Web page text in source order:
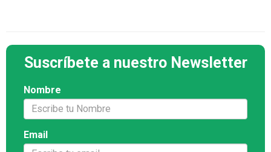
Suscríbete a nuestro Newsletter
Nombre
Email